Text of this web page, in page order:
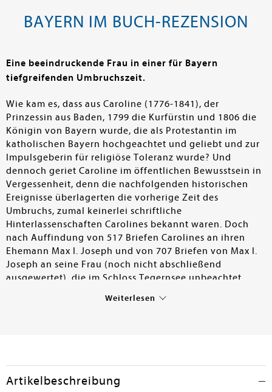
BAYERN IM BUCH-REZENSION
Eine beeindruckende Frau in einer für Bayern
tiefgreifenden Umbruchszeit.
Wie kam es, dass aus Caroline (1776-1841), der
Prinzessin aus Baden, 1799 die Kurfürstin und 1806 die
Königin von Bayern wurde, die als Protestantin im
katholischen Bayern hochgeachtet und geliebt und zur
Impulsgeberin für religiöse Toleranz wurde? Und
dennoch geriet Caroline im öffentlichen Bewusstsein in
Vergessenheit, denn die nachfolgenden historischen
Ereignisse überlagerten die vorherige Zeit des
Umbruchs, zumal keinerlei schriftliche
Hinterlassenschaften Carolines bekannt waren. Doch
nach Auffindung von 517 Briefen Carolines an ihren
Ehemann Max I. Joseph und von 707 Briefen von Max I.
Joseph an seine Frau (noch nicht abschließend
ausgewertet), die im Schloss Tegernsee unbeachtet
eine präzise Analyse von Carolines Korrespondenz
schockartigen Auswirkungen der Französischen
Weiterlesen
Artikelbeschreibung